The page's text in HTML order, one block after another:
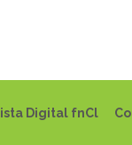
Digital fnCl